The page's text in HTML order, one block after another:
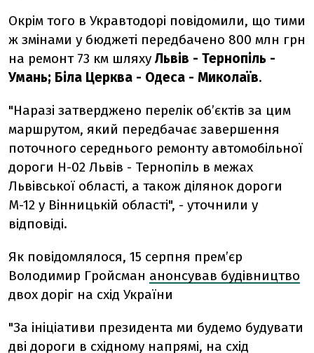
Окрім того в Укравтодорі повідомили, що тими
ж змінами у бюджеті передбачено 800 млн грн
на ремонт 73 км шляху Львів - Тернопіль -
Умань; Біла Церква - Одеса - Миколаїв.
"Наразі затверджено перелік об’єктів за цим
маршрутом, який передбачає завершення
поточного середнього ремонту автомобільної
дороги Н-02 Львів - Тернопіль в межах
Львівської області, а також ділянок дороги
М-12 у Вінницькій області", - уточнили у
відповіді.
Як повідомлялося, 15 серпня прем’єр
Володимир Гройсман анонсував будівництво
двох доріг на схід України
"За ініціативи президента ми будемо будувати
дві дороги в східному напрямі, на схід